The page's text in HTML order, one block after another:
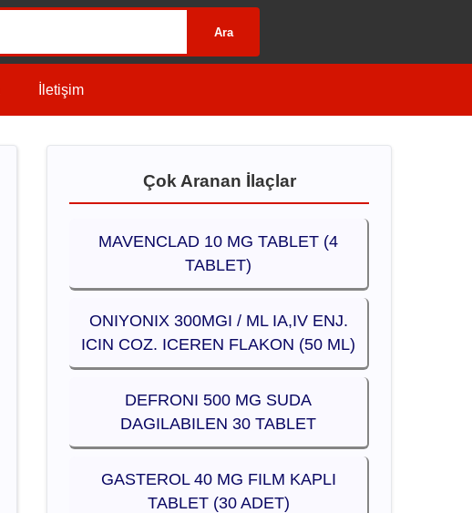
Ara
İletişim
Çok Aranan İlaçlar
MAVENCLAD 10 MG TABLET (4
TABLET)
ONIYONIX 300MGI / ML IA,IV ENJ.
ICIN COZ. ICEREN FLAKON (50 ML)
DEFRONI 500 MG SUDA
DAGILABILEN 30 TABLET
GASTEROL 40 MG FILM KAPLI
TABLET (30 ADET)